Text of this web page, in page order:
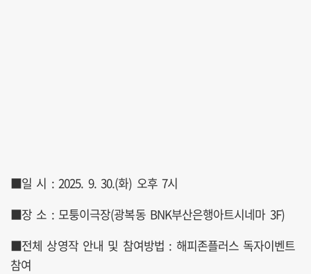
■일 시 : 2025. 9. 30.(화) 오후 7시
■장 소 : 모퉁이극장(광복동 BNK부산은행아트시네마 3F)
■전체 상영작 안내 및 참여방법 : 해피존플러스 독자이벤트
참여